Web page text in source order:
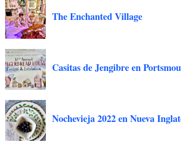
The Enchanted Village
Casitas de Jengibre en
Nochevieja 2022 en Nueva